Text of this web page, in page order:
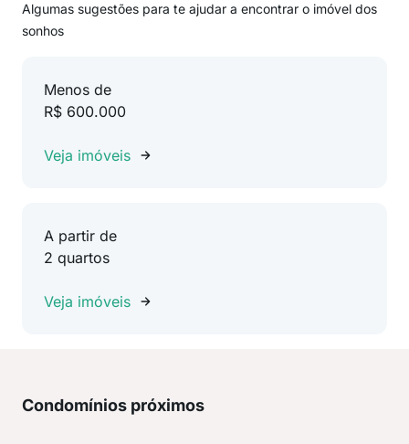
Algumas sugestões para te ajudar a encontrar o imóvel dos
sonhos
Menos de
R$ 600.000
Veja imóveis
A partir de
2 quartos
Veja imóveis
Condomínios próximos